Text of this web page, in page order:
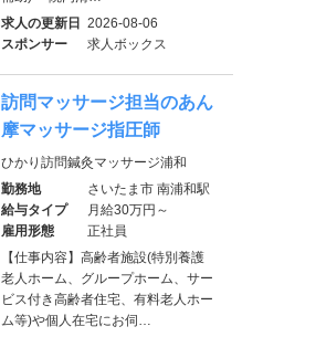
求人の更新日 2026-08-06
スポンサー
求人ボックス
訪問マッサージ担当のあん
摩マッサージ指圧師
ひかり訪問鍼灸マッサージ浦和
勤務地
さいたま市 南浦和駅
給与タイプ
月給30万円～
雇用形態
正社員
【仕事内容】高齢者施設(特別養護
老人ホーム、グループホーム、サー
ビス付き高齢者住宅、有料老人ホー
ム等)や個人在宅にお伺…